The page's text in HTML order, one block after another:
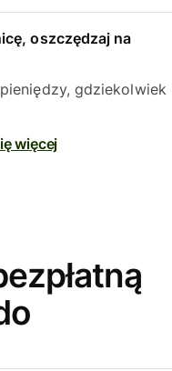
oszczędzaj na
gdziekolwiek
więcej